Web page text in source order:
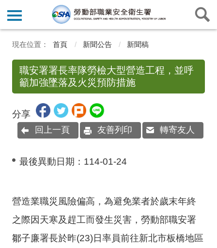
首頁 新聞公告 新聞稿
職安署署長率隊勞檢大型營造工程，並呼
籲加強墜落及火災預防措施
分享
回上一頁 友善列印 轉寄友人
最後異動日期： 114-01-24
營造業職災風險偏高，為避免業者於歲末年終
之際因天寒及趕工而發生災害，勞動部職安署
鄒子廉署長於昨(23)日率員前往新北市板橋地區